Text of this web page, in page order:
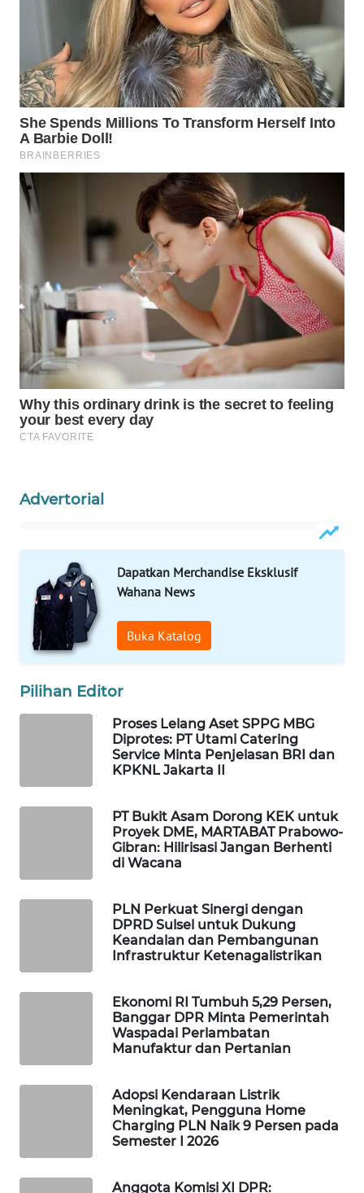
Advertorial
Dapatkan Merchandise Eksklusif
Wahana News
Buka Katalog
Pilihan Editor
Proses Lelang Aset SPPG MBG
Diprotes: PT Utami Catering
Service Minta Penjelasan BRI dan
KPKNL Jakarta II
PT Bukit Asam Dorong KEK untuk
Proyek DME, MARTABAT Prabowo-
Gibran: Hilirisasi Jangan Berhenti
di Wacana
PLN Perkuat Sinergi dengan
DPRD Sulsel untuk Dukung
Keandalan dan Pembangunan
Infrastruktur Ketenagalistrikan
Ekonomi RI Tumbuh 5,29 Persen,
Banggar DPR Minta Pemerintah
Waspadai Perlambatan
Manufaktur dan Pertanian
Adopsi Kendaraan Listrik
Meningkat, Pengguna Home
Charging PLN Naik 9 Persen pada
Semester I 2026
Anggota Komisi XI DPR:
LABUANBAJO
WN
BORNEO
Wahana
Media
Group
WAHANA
WAHANA
ADVOKAT
WAHANA
INFRASTRUKTUR
WAHANA
KONSUMEN
LISTRIK
WAHANA
TRAVEL
WAHANA
TV
WAHANANEWS
ID
WAHANANEWS
NET
WAHANA
WAHANA